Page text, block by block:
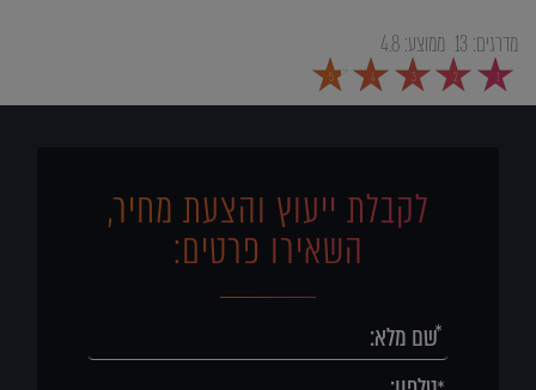
מדרגים: 13 ממוצע:4.8
1
2
3
4
5
לקבלת ייעוץ והצעת מחיר,
השאירו פרטים: